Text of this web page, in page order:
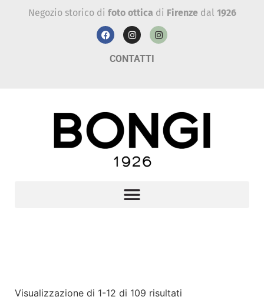
Negozio storico di foto ottica di Firenzedal 1926
CONTATTI
Visualizzazione di 1-12 di 109 risultati